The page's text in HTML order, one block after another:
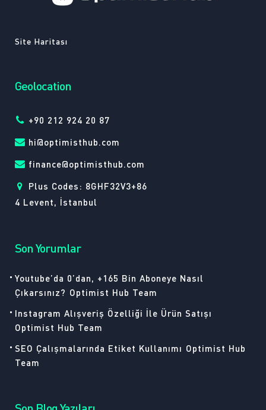
Site Haritası
Geolocation
+90 212 924 20 87
hi@optimisthub.com
finance@optimisthub.com
Plus Codes: 8GHF32V3+86
4 Levent, İstanbul
Son Yorumlar
Youtube’da 0’dan, +165 Bin Aboneye Nasıl
Çıkarsınız? Optimist Hub Team
Instagram Alışveriş Özelliği İle Ürün Satışı
Optimist Hub Team
SEO Çalışmalarında Etiket Kullanımı Optimist Hub
Team